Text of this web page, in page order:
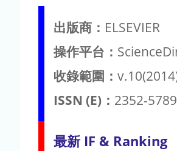
出版商： ELSEVIER
操作平台：
收錄範圍：
ISSN (E)： 2352-5789
最新 IF & Ranking